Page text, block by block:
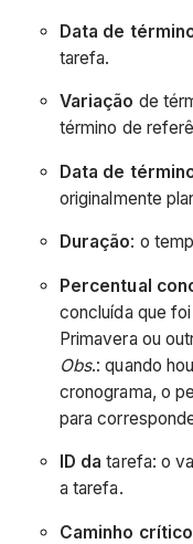
Data de
tarefa.
Variação de
término de
Data de
originalmente
Duração: o
Percentual
concluída que
Primavera ou
Obs.: quando
cronograma, o
para
ID da tarefa: o
a tarefa.
Caminho crítico